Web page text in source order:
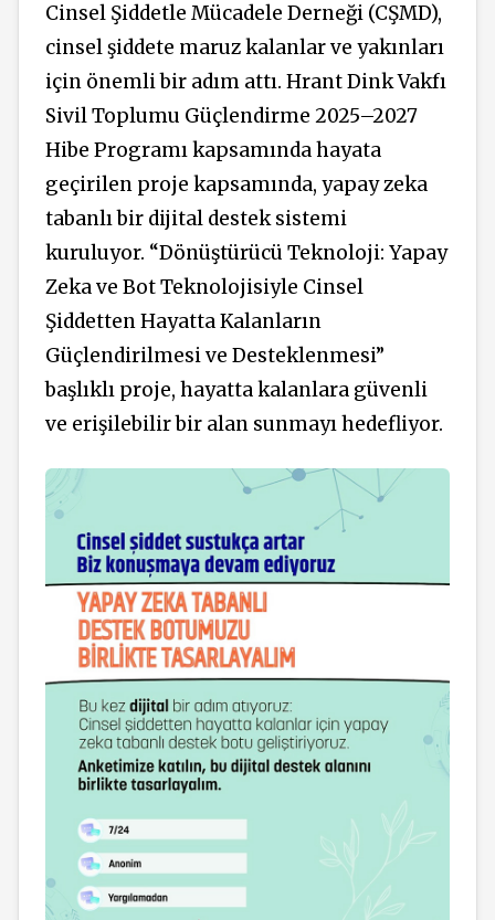
Cinsel Şiddetle Mücadele Derneği (CŞMD),
cinsel şiddete maruz kalanlar ve yakınları
için önemli bir adım attı. Hrant Dink Vakfı
Sivil Toplumu Güçlendirme 2025–2027
Hibe Programı kapsamında hayata
geçirilen proje kapsamında, yapay zeka
tabanlı bir dijital destek sistemi
kuruluyor. “Dönüştürücü Teknoloji: Yapay
Zeka ve Bot Teknolojisiyle Cinsel
Şiddetten Hayatta Kalanların
Güçlendirilmesi ve Desteklenmesi”
başlıklı proje, hayatta kalanlara güvenli
ve erişilebilir bir alan sunmayı hedefliyor.